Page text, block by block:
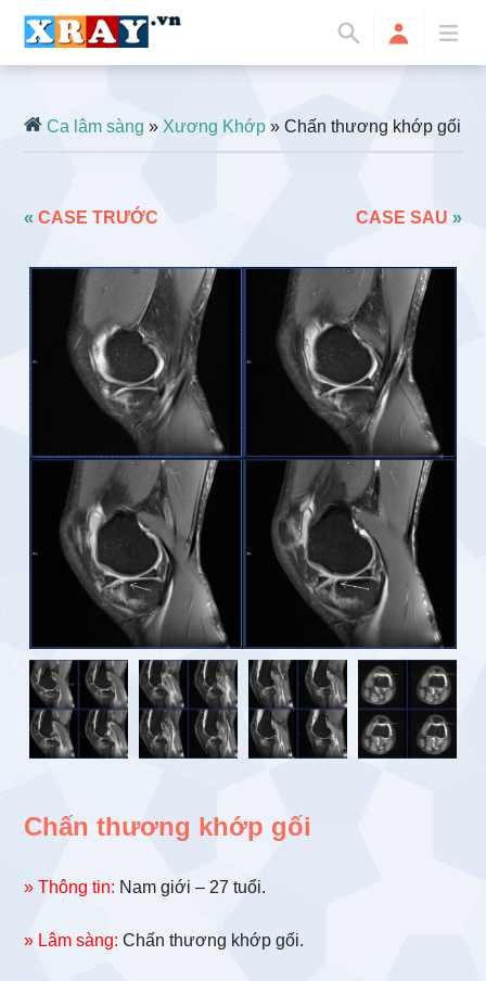
Ca lâm sàng »Xương Khớp » Chấn thương khớp gối
«CASE TRƯỚC CASE SAU »
Chấn thương khớp gối
» Thông tin: Nam giới – 27 tuổi.
» Lâm sàng: Chấn thương khớp gối.